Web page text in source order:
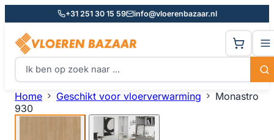
+31 251 30 15 59 info@vloerenbazaar.nl
Home Geschikt voor vloerverwarming
Monastro
930